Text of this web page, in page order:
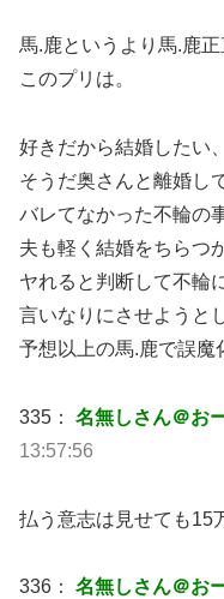
馬.鹿というより馬.鹿正
このプリは。
好きだから結婚したい、
そうだ奥さんと離婚し
バレてなかった不輪の
夫も軽く結婚をちらつ
ヤれると判断して不輪
言いなりにさせようと
予想以上の馬.鹿で誤魔
335： 名無しさん＠お
13:57:56
払う意志は見せても15
336： 名無しさん＠お